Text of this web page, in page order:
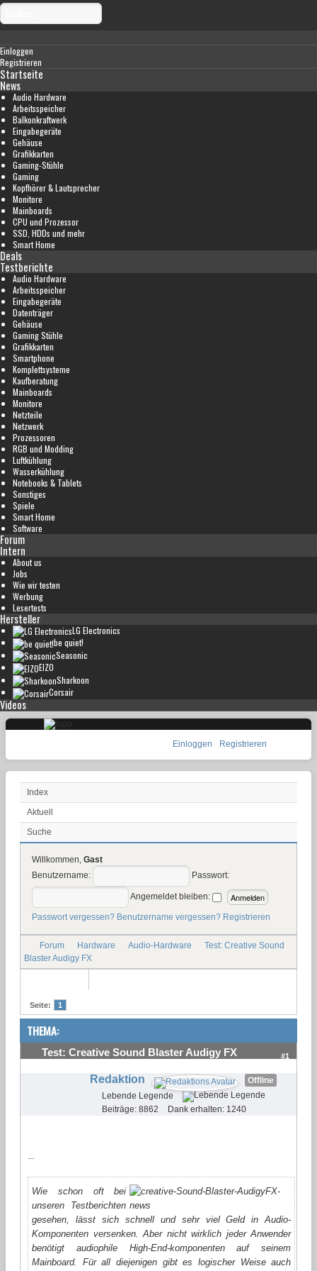
Einloggen
Registrieren
Startseite
News
Audio Hardware
Arbeitsspeicher
Balkonkraftwerk
Eingabegeräte
Gehäuse
Grafikkarten
Gaming-Stühle
Gaming
Kopfhörer & Lautsprecher
Monitore
Mainboards
CPU und Prozessor
SSD, HDDs und mehr
Smart Home
Deals
Testberichte
Audio Hardware
Arbeitsspeicher
Eingabegeräte
Datenträger
Gehäuse
Gaming Stühle
Grafikkarten
Smartphone
Komplettsysteme
Kaufberatung
Mainboards
Monitore
Netzteile
Netzwerk
Prozessoren
RGB und Modding
Luftkühlung
Wasserkühlung
Notebooks & Tablets
Sonstiges
Spiele
Smart Home
Software
Forum
Intern
About us
Jobs
Wie wir testen
Werbung
Lesertests
Hersteller
LG Electronics
be quiet!
Seasonic
EIZO
Sharkoon
Corsair
Videos
Einloggen Registrieren
Index
Aktuell
Suche
Willkommen, Gast
Benutzername:
Passwort:
Angemeldet bleiben:
Passwort vergessen? Benutzername vergessen? Registrieren
Forum Hardware Audio-Hardware
Test: Creative Sound
Blaster Audigy FX
Seite: 1
THEMA:
Test: Creative Sound Blaster Audigy FX #1
Redaktion
Offline
Lebende Legende
Beiträge: 8862
Dank erhalten: 1240
Wie schon oft bei
unseren Testberichten
gesehen, lässt sich schnell und sehr viel Geld in Audio-
Komponenten versenken. Aber nicht wirklich jeder Anwender
benötigt audiophile High-End-komponenten auf seinem
Mainboard. Für all diejenigen gibt es logischer Weise auch